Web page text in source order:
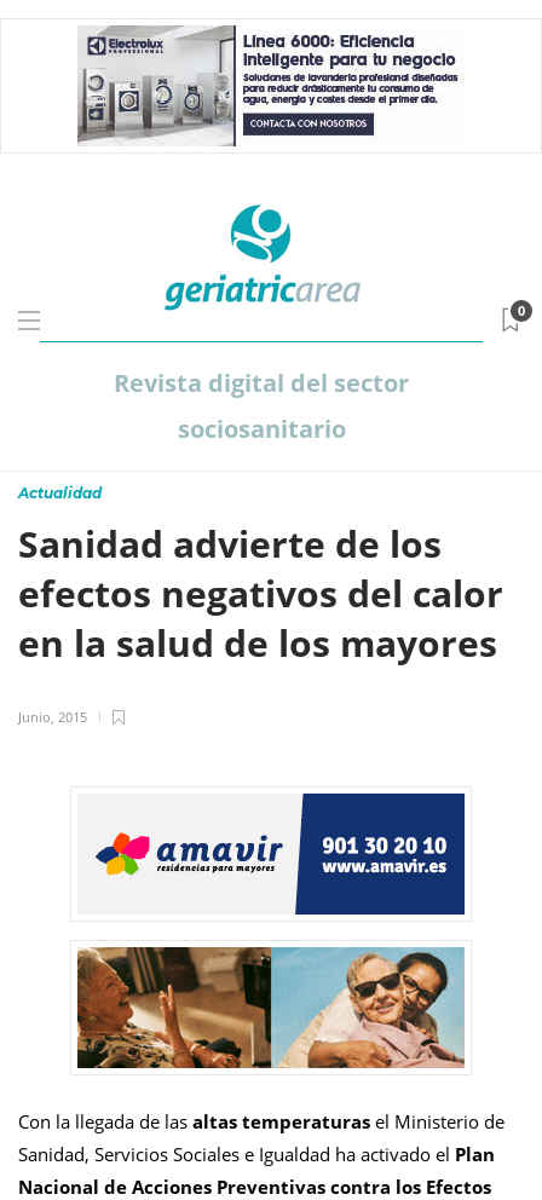
Revista digital del sector
sociosanitario
0
Actualidad
Sanidad advierte de los
efectos negativos del calor
en la salud de los mayores
Junio, 2015
Con la llegada de las altas temperaturas el Ministerio de
Sanidad, Servicios Sociales e Igualdad ha activado el Plan
Nacional de Acciones Preventivas contra los Efectos